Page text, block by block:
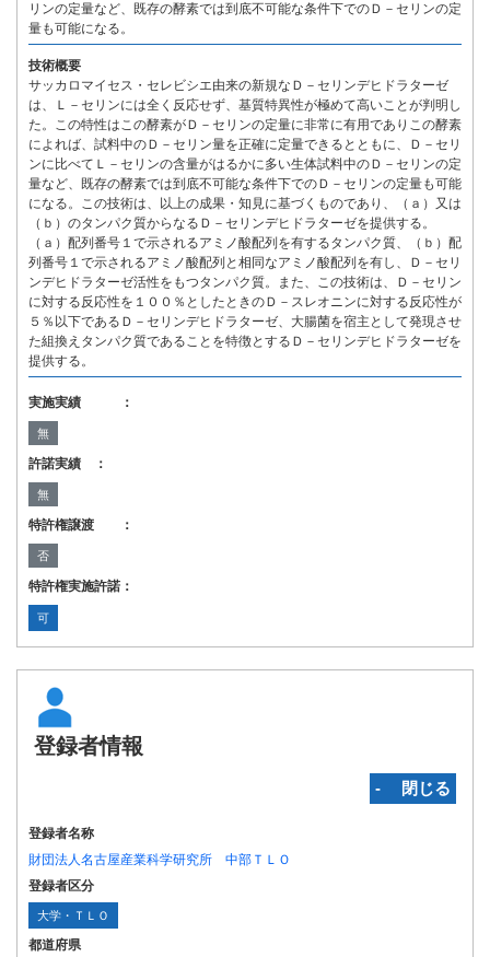
リンの定量など、既存の酵素では到底不可能な条件下でのＤ－セリンの定
量も可能になる。
技術概要
サッカロマイセス・セレビシエ由来の新規なＤ－セリンデヒドラターゼ
は、Ｌ－セリンには全く反応せず、基質特異性が極めて高いことが判明し
た。この特性はこの酵素がＤ－セリンの定量に非常に有用でありこの酵素
によれば、試料中のＤ－セリン量を正確に定量できるとともに、Ｄ－セリ
ンに比べてＬ－セリンの含量がはるかに多い生体試料中のＤ－セリンの定
量など、既存の酵素では到底不可能な条件下でのＤ－セリンの定量も可能
になる。この技術は、以上の成果・知見に基づくものであり、（ａ）又は
（ｂ）のタンパク質からなるＤ－セリンデヒドラターゼを提供する。
（ａ）配列番号１で示されるアミノ酸配列を有するタンパク質、（ｂ）配
列番号１で示されるアミノ酸配列と相同なアミノ酸配列を有し、Ｄ－セリ
ンデヒドラターゼ活性をもつタンパク質。また、この技術は、Ｄ－セリン
に対する反応性を１００％としたときのＤ－スレオニンに対する反応性が
５％以下であるＤ－セリンデヒドラターゼ、大腸菌を宿主として発現させ
た組換えタンパク質であることを特徴とするＤ－セリンデヒドラターゼを
提供する。
実施実績 ：
無
許諾実績 ：
無
特許権譲渡 ：
否
特許権実施許諾：
可
登録者情報
‐ 閉じる
登録者名称
財団法人名古屋産業科学研究所 中部ＴＬＯ
登録者区分
大学・ＴＬＯ
都道府県